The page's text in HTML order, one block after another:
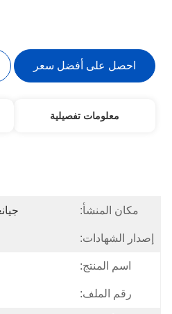
احصل على أفضل سعر
معلومات تفصيلية
مكان المنشأ:
إصدار الشهادات:
اسم المنتج:
رقم الملف: